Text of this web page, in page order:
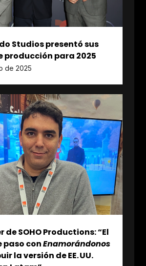
Studios presentó sus
producción para 2025
de 2025
de SOHO Productions: “El
paso conEnamorándonos
la versión de EE. UU.